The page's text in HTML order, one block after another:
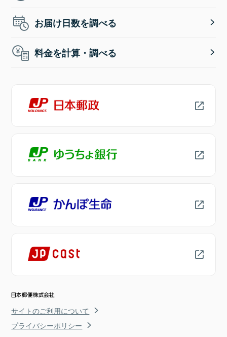
お届け日数を調べる
料金を計算・調べる
サイトのご利用について
プライバシーポリシー